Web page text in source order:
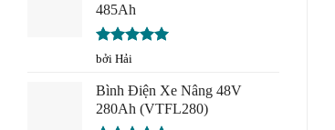
485Ah
Được xếp
sao
bởi Hải
Bình Điện Xe Nâng 48V
280Ah (VTFL280)